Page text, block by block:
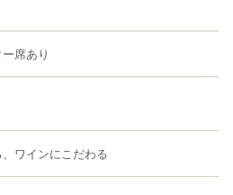
席あり
ワインにこだわる